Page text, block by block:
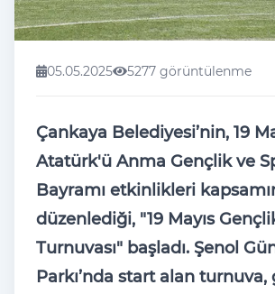
05.05.2025 5277 görüntülenme
Çankaya Belediyesi’nin, 19
Atatürk'ü Anma Gençlik ve
Bayramı etkinlikleri
düzenlediği, "19 Mayıs
Turnuvası" başladı. Şenol
Parkı’nda start alan